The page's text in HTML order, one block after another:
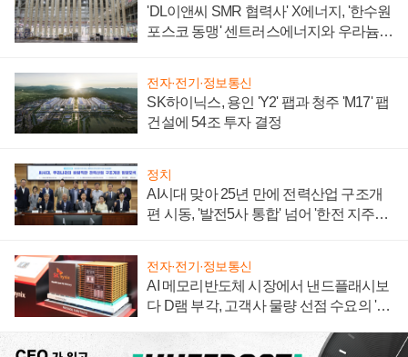
'DL이앤씨 SMR 협력사' X에너지, '한수원
포스코 동맹' 센트러스에너지와 우라늄
전자·전기·정보통신
SK하이닉스, 용인 'Y2' 팹과 청주 'M17' 팹
건설에 54조 투자 결정
정치
AI시대 맞아 25년 만에 전력산업 구조개
편 시동, '발전5사 통합' 넘어 '한전 지주사'
전자·전기·정보통신
AI 메모리반도체 시장에서 낸드플래시보
다 D램 부각, 고객사 물량 선점 수요의 '우